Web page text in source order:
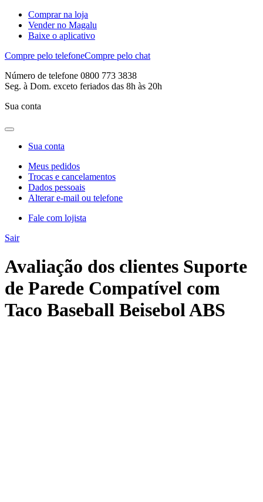
Comprar na loja
Vender no Magalu
Baixe o aplicativo
Compre pelo telefoneCompre pelo chat
Número de telefone 0800 773 3838
Seg. à Dom. exceto feriados das 8h às 20h
Sua conta
Sua conta
Meus pedidos
Trocas e cancelamentos
Dados pessoais
Alterar e-mail ou telefone
Fale com lojista
Sair
Avaliação dos clientes Suporte
de Parede Compatível com
Taco Baseball Beisebol ABS